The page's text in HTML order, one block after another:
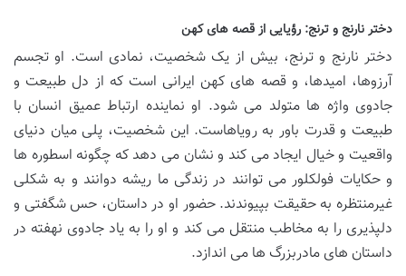
دختر نارنج و ترنج: رؤیایی از قصه های کهن
دختر نارنج و ترنج، بیش از یک شخصیت، نمادی است. او تجسم
آرزوها، امیدها، و قصه های کهن ایرانی است که از دل طبیعت و
جادوی واژه ها متولد می شود. او نماینده ارتباط عمیق انسان با
طبیعت و قدرت باور به رویاهاست. این شخصیت، پلی میان دنیای
واقعیت و خیال ایجاد می کند و نشان می دهد که چگونه اسطوره ها
و حکایات فولکلور می توانند در زندگی ما ریشه دوانند و به شکلی
غیرمنتظره به حقیقت بپیوندند. حضور او در داستان، حس شگفتی و
دلپذیری را به مخاطب منتقل می کند و او را به یاد جادوی نهفته در
داستان های مادربزرگ ها می اندازد.